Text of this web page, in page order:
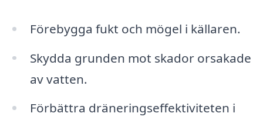
Förebygga fukt och mögel i källaren.
Skydda grunden mot skador orsakade
av vatten.
Förbättra dräneringseffektiviteten i